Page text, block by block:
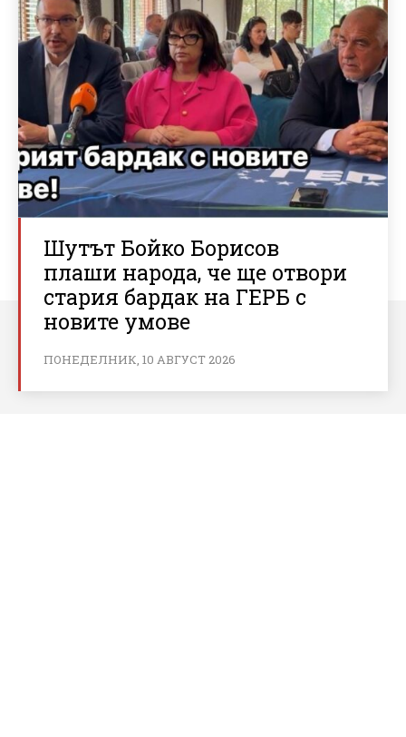
Шутът Бойко Борисов
плаши народа, че ще отвори
стария бардак на ГЕРБ с
новите умове
ПОНЕДЕЛНИК, 10 АВГУСТ 2026